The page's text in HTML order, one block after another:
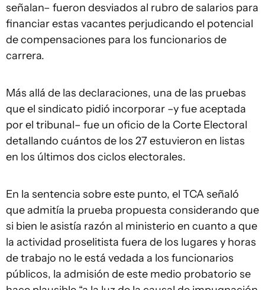
señalan– fueron desviados al rubro de salarios para
financiar estas vacantes perjudicando el potencial
de compensaciones para los funcionarios de
carrera.
Más allá de las declaraciones, una de las pruebas
que el sindicato pidió incorporar –y fue aceptada
por el tribunal– fue un oficio de la Corte Electoral
detallando cuántos de los 27 estuvieron en listas
en los últimos dos ciclos electorales.
En la sentencia sobre este punto, el TCA señaló
que admitía la prueba propuesta considerando que
si bien le asistía razón al ministerio en cuanto a que
la actividad proselitista fuera de los lugares y horas
de trabajo no le está vedada a los funcionarios
públicos, la admisión de este medio probatorio se